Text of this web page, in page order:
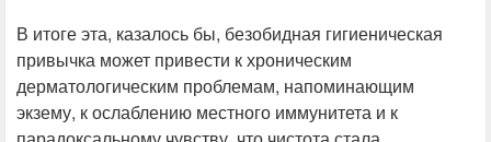
В итоге эта, казалось бы, безобидная гигиеническая
привычка может привести к хроническим
дерматологическим проблемам, напоминающим
экзему, к ослаблению местного иммунитета и к